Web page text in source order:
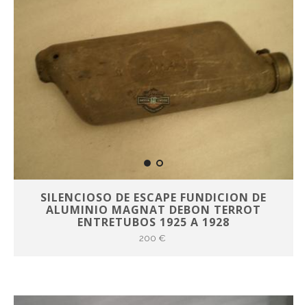
SILENCIOSO DE ESCAPE FUNDICION DE
ALUMINIO MAGNAT DEBON TERROT
ENTRETUBOS 1925 A 1928
200 €